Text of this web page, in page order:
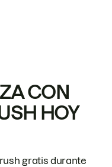
CON
HOY
gratis durante